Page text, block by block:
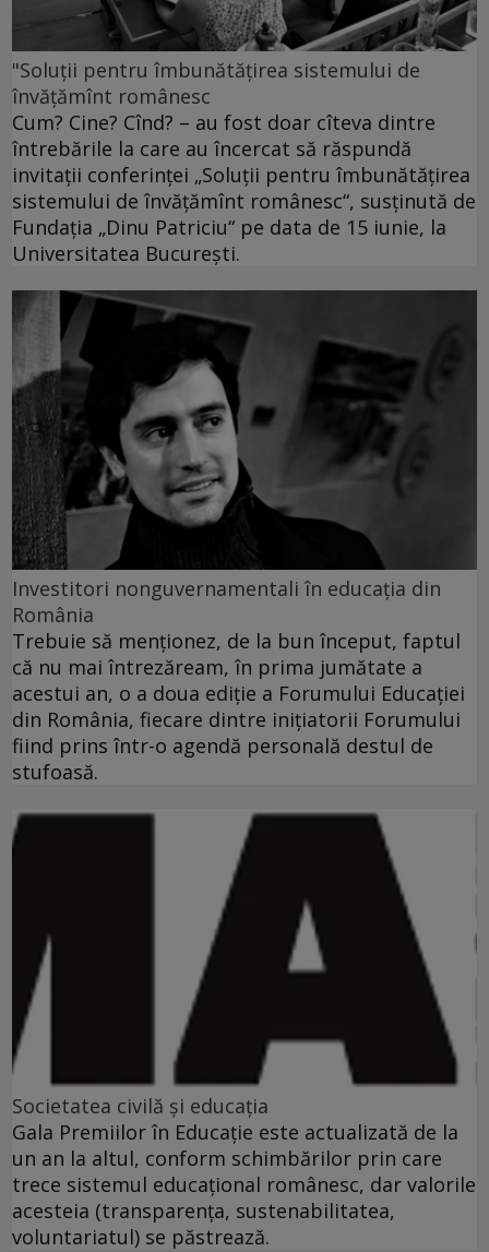
"Soluţii pentru îmbunătăţirea sistemului de
învăţămînt românesc
Cum? Cine? Cînd? – au fost doar cîteva dintre
întrebările la care au încercat să răspundă
invitaţii conferinţei „Soluţii pentru îmbunătăţirea
sistemului de învăţămînt românesc“, susţinută de
Fundaţia „Dinu Patriciu“ pe data de 15 iunie, la
Universitatea Bucureşti.
Investitori nonguvernamentali în educaţia din
România
Trebuie să menţionez, de la bun început, faptul
că nu mai întrezăream, în prima jumătate a
acestui an, o a doua ediţie a Forumului Educaţiei
din România, fiecare dintre iniţiatorii Forumului
fiind prins într-o agendă personală destul de
stufoasă.
Societatea civilă şi educaţia
Gala Premiilor în Educaţie este actualizată de la
un an la altul, conform schimbărilor prin care
trece sistemul educaţional românesc, dar valorile
acesteia (transparenţa, sustenabilitatea,
voluntariatul) se păstrează.